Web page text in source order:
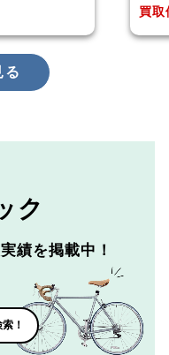
る
ク
績を掲載中！
！